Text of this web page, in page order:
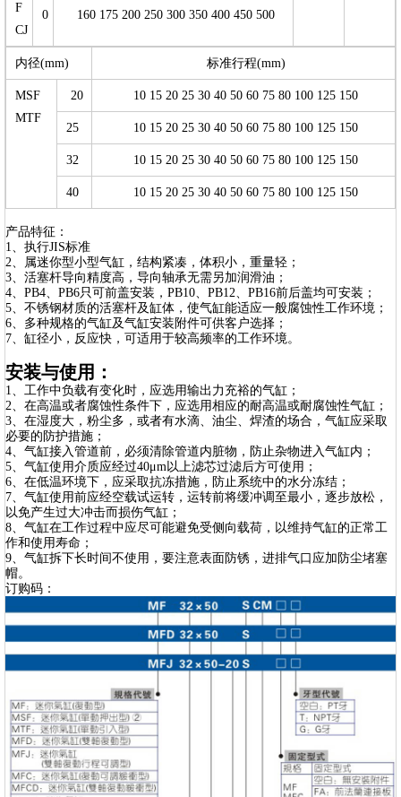
F
CJ
0
160 175 200 250 300 350 400 450 500
内径(mm) 标准行程(mm)
MSF
MTF
20 10 15 20 25 30 40 50 60 75 80 100 125 150
25 10 15 20 25 30 40 50 60 75 80 100 125 150
32 10 15 20 25 30 40 50 60 75 80 100 125 150
40 10 15 20 25 30 40 50 60 75 80 100 125 150
产品特征：
1、执行JIS标准
2、属迷你型小型气缸，结构紧凑，体积小，重量轻；
3、活塞杆导向精度高，导向轴承无需另加润滑油；
4、PB4、PB6只可前盖安装，PB10、PB12、PB16前后盖均可安装；
5、不锈钢材质的活塞杆及缸体，使气缸能适应一般腐蚀性工作环境；
6、多种规格的气缸及气缸安装附件可供客户选择；
7、缸径小，反应快，可适用于较高频率的工作环境。
安装与使用：
1、工作中负载有变化时，应选用输出力充裕的气缸；
2、在高温或者腐蚀性条件下，应选用相应的耐高温或耐腐蚀性气缸；
3、在湿度大，粉尘多，或者有水滴、油尘、焊渣的场合，气缸应采取
必要的防护措施；
4、气缸接入管道前，必须清除管道内脏物，防止杂物进入气缸内；
5、气缸使用介质应经过40μm以上滤芯过滤后方可使用；
6、在低温环境下，应采取抗冻措施，防止系统中的水分冻结；
7、气缸使用前应经空载试运转，运转前将缓冲调至最小，逐步放松，
以免产生过大冲击而损伤气缸；
8、气缸在工作过程中应尽可能避免受侧向载荷，以维持气缸的正常工
作和使用寿命；
9、气缸拆下长时间不使用，要注意表面防锈，进排气口应加防尘堵塞
帽。
订购码：